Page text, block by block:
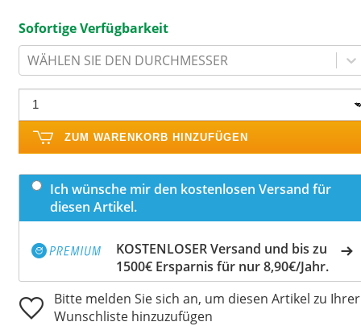
Sofortige Verfügbarkeit
WÄHLEN SIE DEN DURCHMESSER
ZUM WARENKORB HINZUFÜGEN
Ich wünsche mir den kostenlosen Versand für
diesen Artikel.
KOSTENLOSER Versand und bis zu
1500€ Ersparnis für nur 8,90€/Jahr.
Bitte melden Sie sich an, um diesen Artikel zu Ihrer
Wunschliste hinzuzufügen